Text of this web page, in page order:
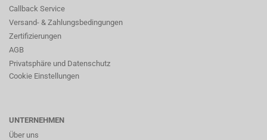
Callback Service
Versand- & Zahlungsbedingungen
Zertifizierungen
AGB
Privatsphäre und Datenschutz
Cookie Einstellungen
UNTERNEHMEN
Über uns